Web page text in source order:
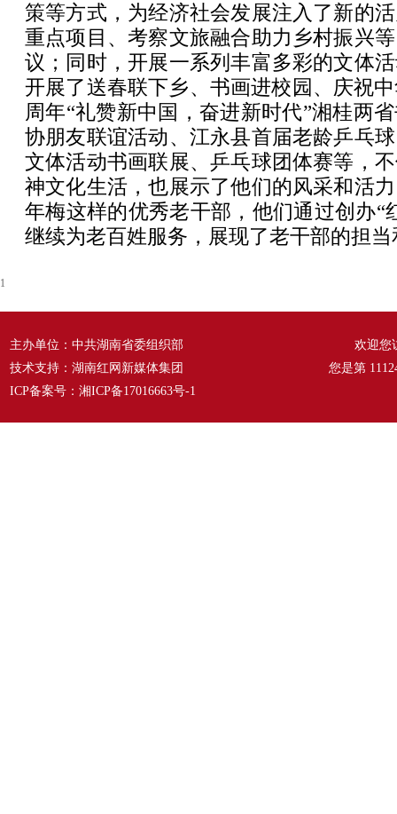
策等方式，为经济社会发展注入了新的
重点项目、考察文旅融合助力乡村振兴
议；同时，开展一系列丰富多彩的文体
开展了送春联下乡、书画进校园、庆祝
周年“礼赞新中国，奋进新时代”湘桂两
协朋友联谊活动、江永县首届老龄乒乓
文体活动书画联展、乒乓球团体赛等，
神文化生活，也展示了他们的风采和活
年梅这样的优秀老干部，他们通过创办“
继续为老百姓服务，展现了老干部的担
1
主办单位：中共湖南省委组织部
技术支持：湖南红网新媒体集团
ICP备案号： 湘ICP备17016663号-1
欢迎您
您是第